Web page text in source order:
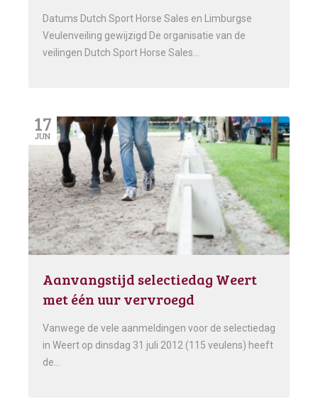
Datums Dutch Sport Horse Sales en Limburgse
Veulenveiling gewijzigd De organisatie van de
veilingen Dutch Sport Horse Sales…
17
JUN
Aanvangstijd selectiedag Weert
met één uur vervroegd
Vanwege de vele aanmeldingen voor de selectiedag
in Weert op dinsdag 31 juli 2012 (115 veulens) heeft
de…